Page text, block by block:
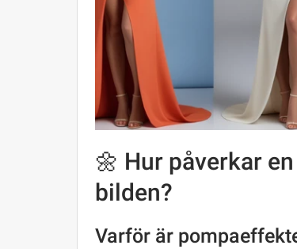
🌼 Hur påverkar
bilden?
Varför är